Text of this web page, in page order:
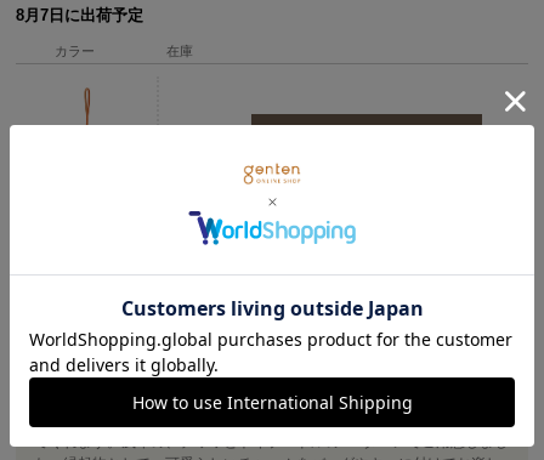
8月7日に出荷予定
カラー 在庫
動物や食べ物をモチーフに作られたチャームシリーズ。
レザーのやさしい風合いと綺麗な発色で毎日をワクワク楽しい気分にし